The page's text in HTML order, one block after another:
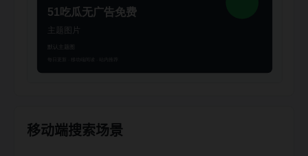
移动端搜索场景